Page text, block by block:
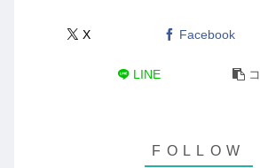
X Facebook
LINE